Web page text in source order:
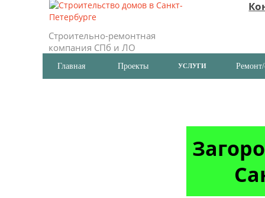
Строительно-ремонтная
компания СПб и ЛО
Главная Проекты УСЛУГИ Ремонт/